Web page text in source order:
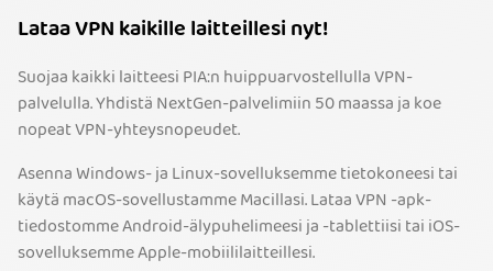
Lataa VPN kaikille laitteillesi nyt!
Suojaa kaikki laitteesi PIA:n huippuarvostellulla VPN-
palvelulla. Yhdistä NextGen-palvelimiin 50 maassa ja koe
nopeat VPN-yhteysnopeudet.
Asenna Windows- ja Linux-sovelluksemme tietokoneesi tai
käytä macOS-sovellustamme Macillasi. Lataa VPN -apk-
tiedostomme Android-älypuhelimeesi ja -tablettiisi tai iOS-
sovelluksemme Apple-mobiililaitteillesi.